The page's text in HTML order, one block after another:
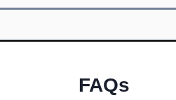
FAQs